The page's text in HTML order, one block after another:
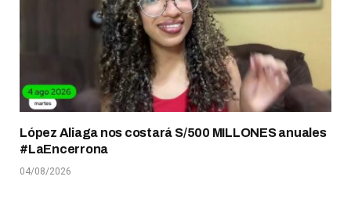
López Aliaga nos costará S/500 MILLONES anuales
#LaEncerrona
04/08/2026